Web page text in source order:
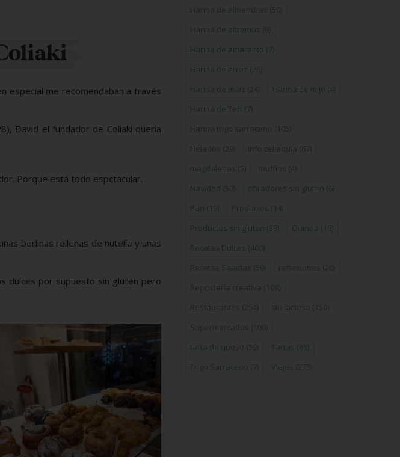
especial me recomendaban a través
David el fundador de Coliaki quería
Porque está todo espctacular.
berlinas rellenas de nutella y unas
dulces por supuesto sin gluten pero
Harina de almendras (50)
Harina de altramuz (9)
Harina de amaranto (7)
Harina de arroz (26)
Harina de maiz (24) Harina de mijo (4)
Harina de Teff (7)
Harina trigo sarraceno (105)
Helados (29) Info celiaquía (87)
magdalenas (5) muffins (4)
Navidad (50) obradores sin gluten (6)
Pan (19) Productos (14)
Productos sin gluten (39) Quinoa (16)
Recetas Dulces (400)
Recetas Saladas (59) reflexiones (20)
Repostería creativa (108)
Restaurantes (254) sin lactosa (150)
Supermercados (100)
tarta de queso (59) Tartas (65)
Trigo Sarraceno (7) Viajes (273)